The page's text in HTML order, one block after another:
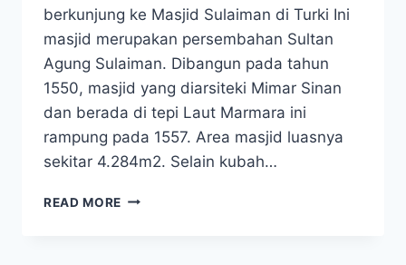
berkunjung ke Masjid Sulaiman di Turki Ini
masjid merupakan persembahan Sultan
Agung Sulaiman. Dibangun pada tahun
1550, masjid yang diarsiteki Mimar Sinan
dan berada di tepi Laut Marmara ini
rampung pada 1557. Area masjid luasnya
sekitar 4.284m2. Selain kubah…
READ MORE PROMO